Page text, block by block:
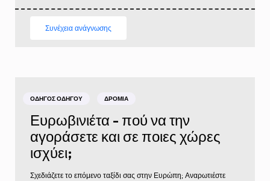
Συνέχεια ανάγνωσης
ΟΔΗΓΌΣ ΟΔΗΓΟΎ ΔΡΌΜΙΑ
Ευρωβινιέτα - πού να την
αγοράσετε και σε ποιες χώρες
ισχύει;
Σχεδιάζετε το επόμενο ταξίδι σας στην Ευρώπη; Αναρωτιέστε